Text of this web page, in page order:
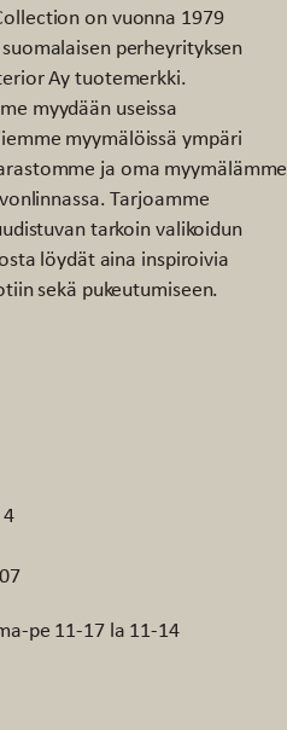
on vuonna 1979
perheyrityksen
Ay tuotemerkki.
myydään useissa
myymälöissä ympäri
ja oma myymälämme
Tarjoamme
tarkoin valikoidun
löydät aina inspiroivia
sekä pukeutumiseen.
pe 11-17 la 11-14